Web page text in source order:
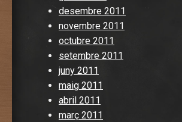
desembre 2011
novembre 2011
octubre 2011
setembre 2011
juny 2011
maig 2011
abril 2011
març 2011